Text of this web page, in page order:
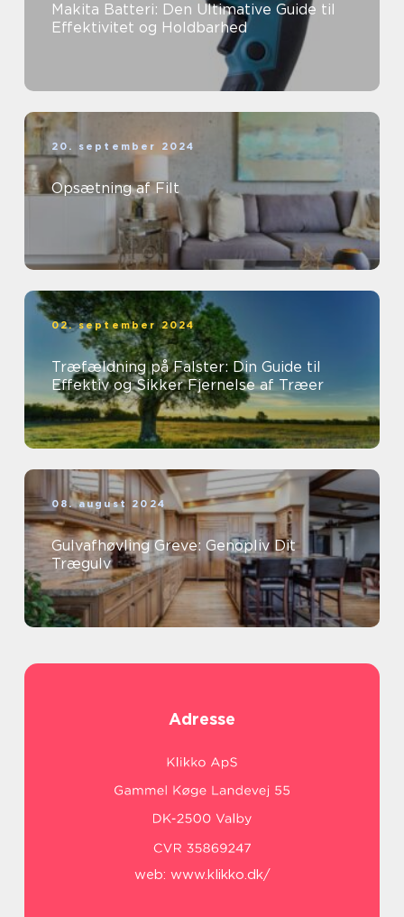
Makita Batteri: Den Ultimative Guide til
Effektivitet og Holdbarhed
20. september 2024
Opsætning af Filt
02. september 2024
Træfældning på Falster: Din Guide til
Effektiv og Sikker Fjernelse af Træer
08. august 2024
Gulvafhøvling Greve: Genopliv Dit
Trægulv
Adresse
web: www.klikko.dk/